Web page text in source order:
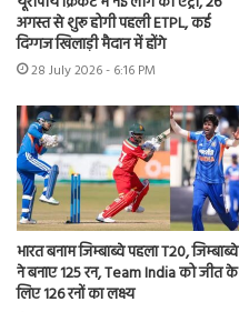
अगस्त से शुरू होगी पहली ETPL, कई
दिग्गज खिलाड़ी मैदान में होंगे
28 July 2026 - 6:16 PM
भारत बनाम जिम्बाब्वे पहला T20, जिम्बाब्वे
ने बनाए 125 रन, Team India को जीत के
लिए 126 रनों का लक्ष्य